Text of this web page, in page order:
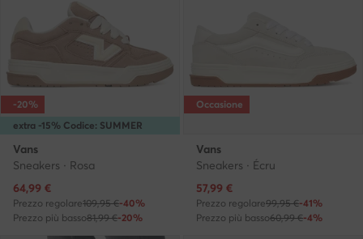
extra -15% Codice: SUMMER
-20%
Vans
Sneakers · Rosa
Prezzo attuale
64,99 €
Prezzo regolare109,95 €-40%
Prezzo più basso81,99 €-20%
Occasione
Vans
Sneakers · Écru
Prezzo attuale
57,99 €
Prezzo regolare99,95 €-41%
Prezzo più basso60,99 €-4%